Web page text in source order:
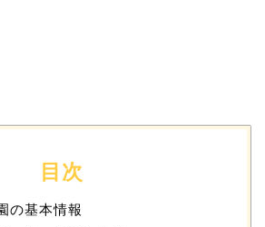
目次
の基本情報